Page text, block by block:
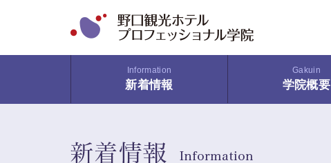
Information
新着情報
Gakuin
学院概要